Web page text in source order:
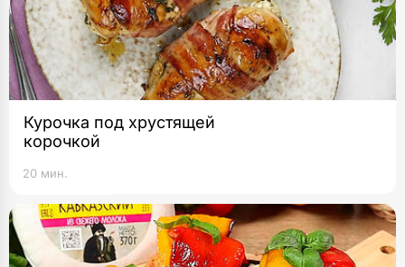
Курочка под хрустящей
корочкой
20 мин.